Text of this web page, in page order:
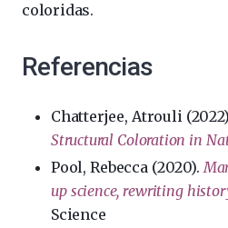
coloridas.
Referencias
Chatterjee, Atrouli
Structural Coloration in
Pool, Rebecca (2020).
up science, rewriting
Science